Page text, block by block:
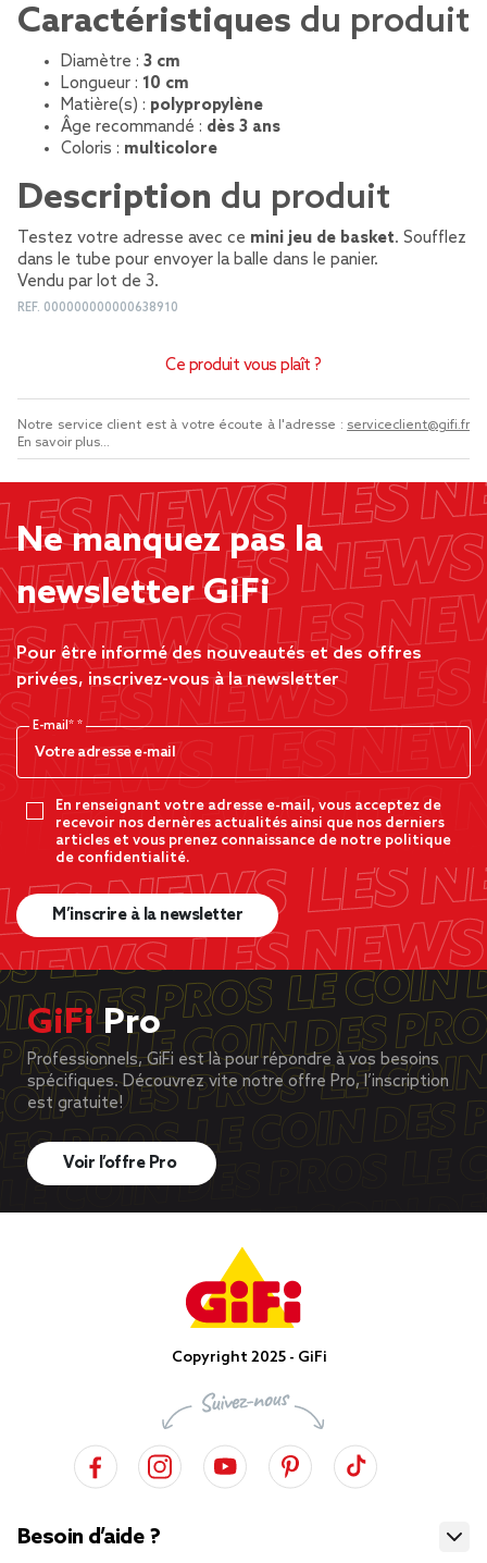
Caractéristiques du produit
Diamètre : 3 cm
Longueur : 10 cm
Matière(s) : polypropylène
Âge recommandé : dès 3 ans
Coloris : multicolore
Description du produit
Testez votre adresse avec ce mini jeu de basket. Soufflez
dans le tube pour envoyer la balle dans le panier.
Vendu par lot de 3.
REF. 000000000000638910
Ce produit vous plaît ?
Notre service client est à votre écoute à l'adresse : serviceclient@gifi.fr
En savoir plus...
Ne manquez pas la
newsletter GiFi
Pour être informé des nouveautés et des offres
privées, inscrivez-vous à la newsletter
E-mail*
En renseignant votre adresse e-mail, vous acceptez de
recevoir nos dernères actualités ainsi que nos derniers
articles et vous prenez connaissance de notre politique
de confidentialité.
M’inscrire à la newsletter
GiFiPro
Professionnels, GiFi est là pour répondre à vos besoins
spécifiques. Découvrez vite notre offre Pro, l’inscription
est gratuite!
Voir l’offre Pro
Copyright 2025 - GiFi
Besoin d’aide ?